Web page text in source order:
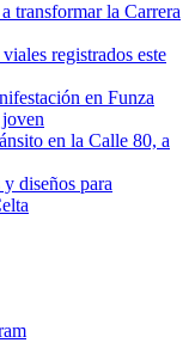
transformar la Carrera
registrados este
en Funza
en la Calle 80, a
diseños para